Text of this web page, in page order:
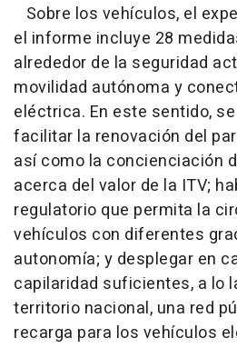
Sobre los vehículos, el
el informe incluye 28
alrededor de la seguridad
movilidad autónoma y
eléctrica. En este sentido,
facilitar la renovación del
así como la concienciación
acerca del valor de la ITV;
regulatorio que permita la
vehículos con diferentes
autonomía; y desplegar en
capilaridad suficientes, a lo
territorio nacional, una red
recarga para los vehículos